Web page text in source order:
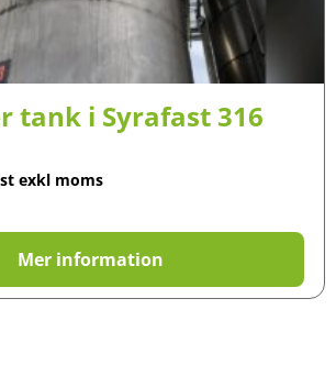
tank i Syrafast 316
exkl moms
Mer information